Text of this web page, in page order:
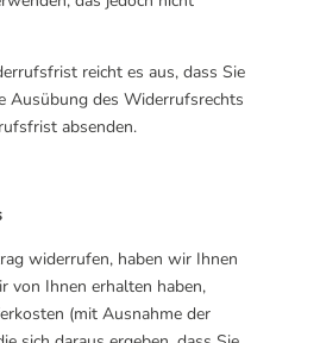
reicht es aus, dass Sie
Ausübung des Widerrufsrechts
absenden.
widerrufen, haben wir Ihnen
von Ihnen erhalten haben,
(mit Ausnahme der